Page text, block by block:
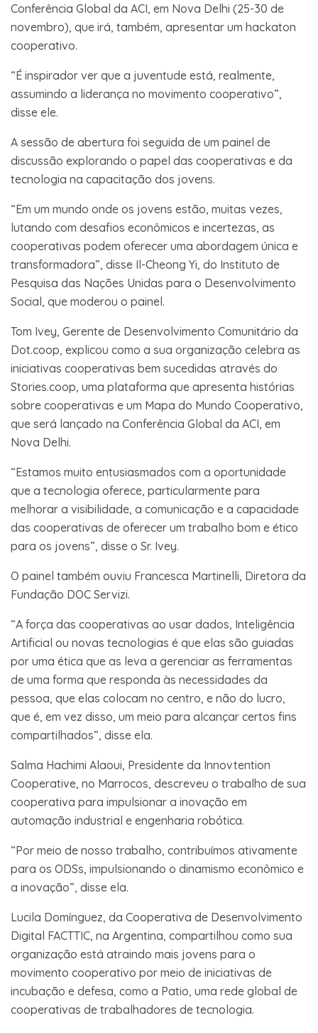
Conferência Global da ACI, em Nova Delhi (25-30 de
novembro), que irá, também, apresentar um hackaton
cooperativo.
“É inspirador ver que a juventude está, realmente,
assumindo a liderança no movimento cooperativo”,
disse ele.
A sessão de abertura foi seguida de um painel de
discussão explorando o papel das cooperativas e da
tecnologia na capacitação dos jovens.
“Em um mundo onde os jovens estão, muitas vezes,
lutando com desafios econômicos e incertezas, as
cooperativas podem oferecer uma abordagem única e
transformadora”, disse Il-Cheong Yi, do Instituto de
Pesquisa das Nações Unidas para o Desenvolvimento
Social, que moderou o painel.
Tom Ivey, Gerente de Desenvolvimento Comunitário da
Dot.coop, explicou como a sua organização celebra as
iniciativas cooperativas bem sucedidas através do
Stories.coop, uma plataforma que apresenta histórias
sobre cooperativas e um Mapa do Mundo Cooperativo,
que será lançado na Conferência Global da ACI, em
Nova Delhi.
“Estamos muito entusiasmados com a oportunidade
que a tecnologia oferece, particularmente para
melhorar a visibilidade, a comunicação e a capacidade
das cooperativas de oferecer um trabalho bom e ético
para os jovens”, disse o Sr. Ivey.
O painel também ouviu Francesca Martinelli, Diretora da
Fundação DOC Servizi.
“A força das cooperativas ao usar dados, Inteligência
Artificial ou novas tecnologias é que elas são guiadas
por uma ética que as leva a gerenciar as ferramentas
de uma forma que responda às necessidades da
pessoa, que elas colocam no centro, e não do lucro,
que é, em vez disso, um meio para alcançar certos fins
compartilhados”, disse ela.
Salma Hachimi Alaoui, Presidente da Innovtention
Cooperative, no Marrocos, descreveu o trabalho de sua
cooperativa para impulsionar a inovação em
automação industrial e engenharia robótica.
“Por meio de nosso trabalho, contribuímos ativamente
para os ODSs, impulsionando o dinamismo econômico e
a inovação”, disse ela.
Lucila Domínguez, da Cooperativa de Desenvolvimento
Digital FACTTIC, na Argentina, compartilhou como sua
organização está atraindo mais jovens para o
movimento cooperativo por meio de iniciativas de
incubação e defesa, como a Patio, uma rede global de
cooperativas de trabalhadores de tecnologia.